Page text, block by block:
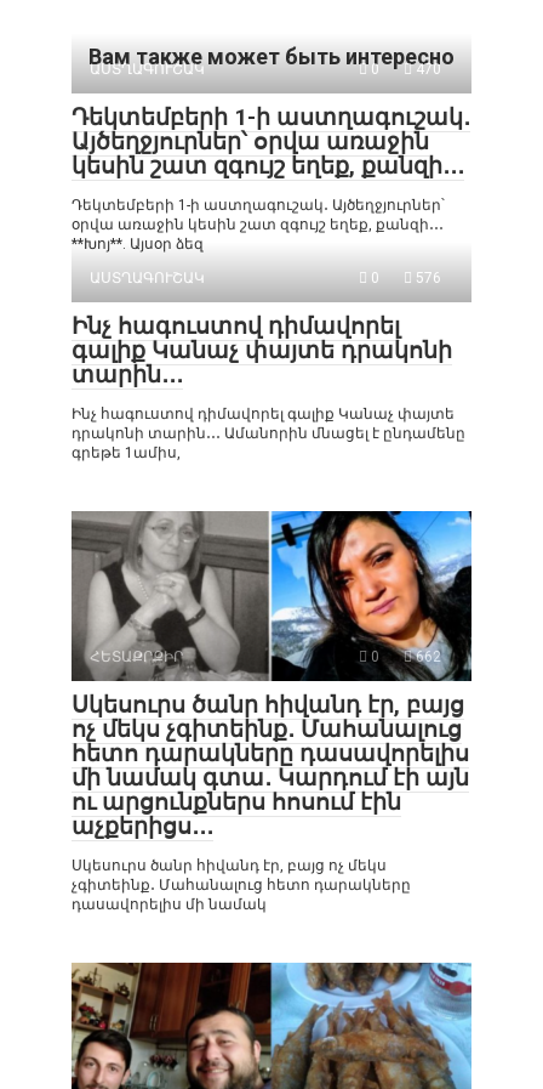
Вам также может быть интересно
ԱՍՏՂԱԳՈՒՇԱԿ 0 470
Դեկտեմբերի 1-ի աստղագուշակ․
Այծեղջյուրներ՝ օրվա առաջին
կեսին շատ զգույշ եղեք, քանզի․․․
Դեկտեմբերի 1-ի աստղագուշակ․ Այծեղջյուրներ՝
օրվա առաջին կեսին շատ զգույշ եղեք, քանզի․․․
**Խոյ**. Այսօր ձեզ
ԱՍՏՂԱԳՈՒՇԱԿ
0 576
Ինչ հագուստով դիմավորել
գալիք Կանաչ փայտե դրակոնի
տարին․․․
Ինչ հագուստով դիմավորել գալիք Կանաչ փայտե
դրակոնի տարին․․․ Ամանորին մնացել է ընդամենը
գրեթե 1ամիս,
ՀԵՏԱՔՐՔԻՐ 0 662
Սկեսուրս ծանր հիվանդ էր, բայց
ոչ մեկս չգիտեինք․ Մահանալուց
հետո դարակները դասավորելիս
մի նամակ գտա․ Կարդում էի այն
ու արցունքներս հոսում էին
աչքերիցս․․․
Սկեսուրս ծանր հիվանդ էր, բայց ոչ մեկս
չգիտեինք․ Մահանալուց հետո դարակները
դասավորելիս մի նամակ